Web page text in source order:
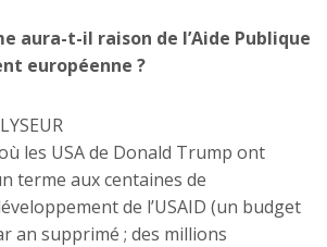
aura-t-il raison de l’Aide Publique
européenne ?
les USA de Donald Trump ont
terme aux centaines de
de l’USAID (un budget
an supprimé ; des millions